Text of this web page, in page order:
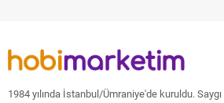
1984 yılında İstanbul/Ümraniye'de kuruldu.